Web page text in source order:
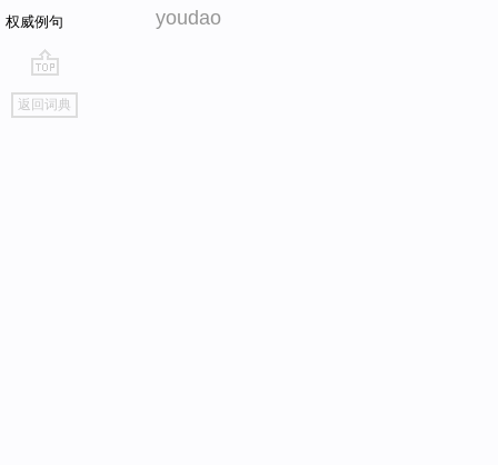
权威例句
go
top
返回词典
youdao